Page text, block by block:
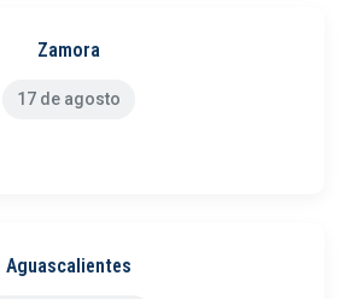
Zamora
17 de agosto
Aguascalientes